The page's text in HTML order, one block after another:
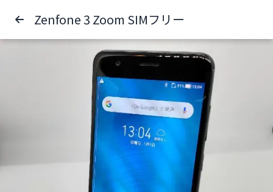
Zenfone 3 Zoom SIMフリー